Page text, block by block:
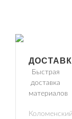
Быстрая
доставка
материалов
Коломенский